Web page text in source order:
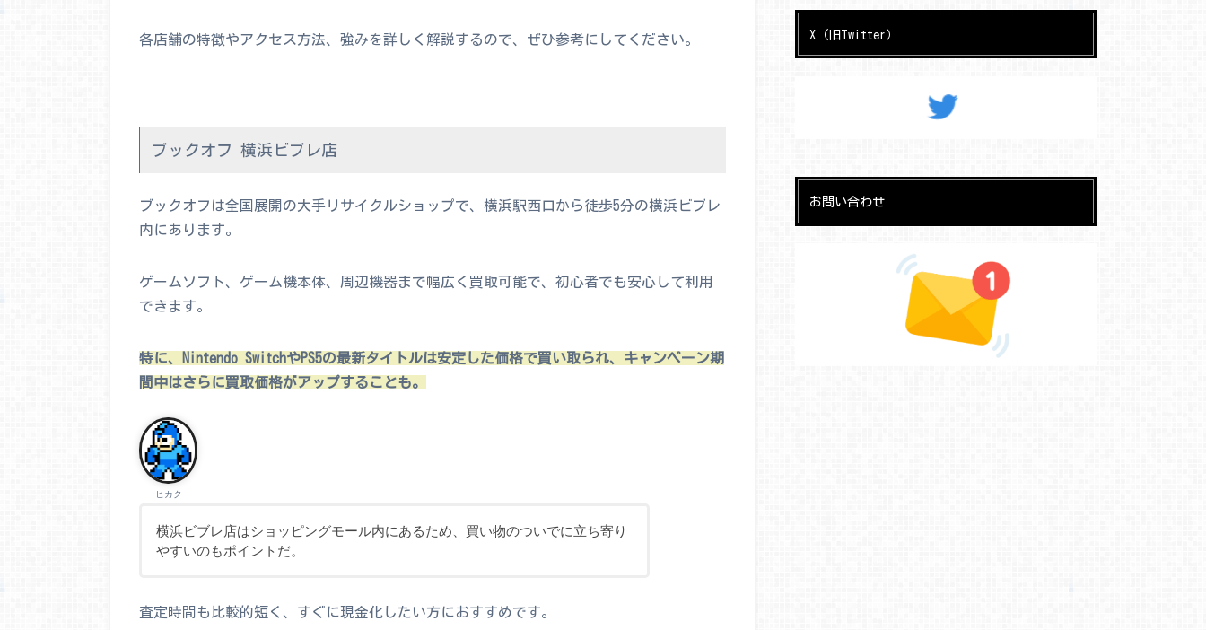
各店舗の特徴やアクセス方法、強みを詳しく解説するので、ぜひ参考にしてください。
ブックオフ 横浜ビブレ店
ブックオフは全国展開の大手リサイクルショップで、横浜駅西口から徒歩5分の横浜ビブレ
内にあります。
ゲームソフト、ゲーム機本体、周辺機器まで幅広く買取可能で、初心者でも安心して利用
できます。
特に、Nintendo SwitchやPS5の最新タイトルは安定した価格で買い取られ、キャンペーン期
間中はさらに買取価格がアップすることも。
ヒカク
横浜ビブレ店はショッピングモール内にあるため、買い物のついでに立ち寄り
やすいのもポイントだ。
査定時間も比較的短く、すぐに現金化したい方におすすめです。
X（旧Twitter）
お問い合わせ